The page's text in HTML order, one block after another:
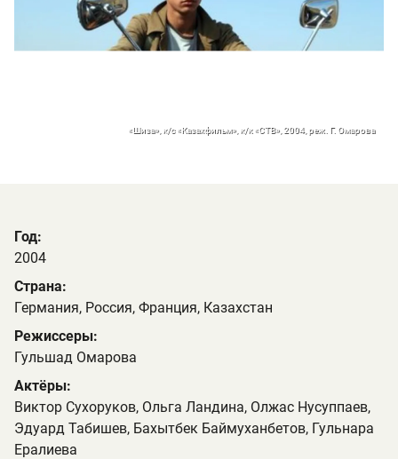
«Шиза», к/с «Казахфильм», к/к «СТВ», 2004, реж. Г. Омарова
Год:
2004
Страна:
Германия, Россия, Франция, Казахстан
Режиссеры:
Гульшад Омарова
Актёры:
Виктор Сухоруков, Ольга Ландина, Олжас Нусуппаев,
Эдуард Табишев, Бахытбек Баймуханбетов, Гульнара
Ералиева